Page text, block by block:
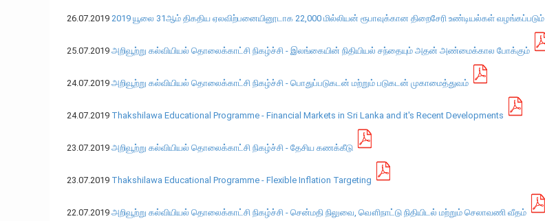
26.07.2019 2019 யூலை 31ஆம் திகதிய ஏலவிற்பனையினூடாக 22,000 மில்லியன் ரூபாவுக்கான திறைசேரி உண்டியல்கள் வழங்கப்படும்
25.07.2019 அறிவூற்று கல்வியியல் தொலைக்காட்சி நிகழ்ச்சி - ​​இலங்கையின் நிதியியல் சந்தையும் அதன் அண்மைக்கால போக்கும்
24.07.2019 அறிவூற்று கல்வியியல் தொலைக்காட்சி நிகழ்ச்சி - ​​பொதுப்படுகடன் மற்றும் படுகடன் முகாமைத்துவம்
24.07.2019 Thakshilawa Educational Programme - Financial Markets in Sri Lanka and it's Recent Developments
23.07.2019 அறிவூற்று கல்வியியல் தொலைக்காட்சி நிகழ்ச்சி - ​​தேசிய கணக்கீடு
23.07.2019 Thakshilawa Educational Programme - Flexible Inflation Targeting
22.07.2019 அறிவூற்று கல்வியியல் தொலைக்காட்சி நிகழ்ச்சி - ​சென்மதி நிலுவை, வௌிநாட்டு நிதியிடல் மற்றும் செலாவணி வீதம்